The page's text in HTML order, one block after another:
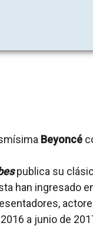
Beyoncé
publica su
han ingresado
a junio de